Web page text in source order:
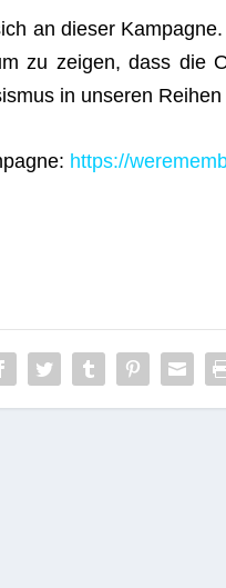
an die­ser
zu zei­gen, dass die
in unse­ren
https://